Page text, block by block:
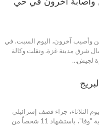
وأصيب آخرون، اليوم السبت، في
شرق مدينة غزة. ونقلت وكالة
لجيش…
12 مدنياً فلسطينياً، اليوم الثلاثاء، جراء قصف إسرائيلي
استهدف منزلين في قطاع غزة. وأفادت وكالة الأنباء الفلسطينية "وفا"، باستشهاد 11 شخصاً من